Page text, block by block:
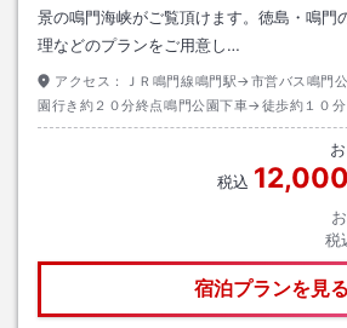
景の鳴門海峡がご覧頂けます。徳島・鳴門
理などのプランをご用意し…
アクセス：
ＪＲ鳴門線鳴門駅→市営バス鳴門
園行き約２０分終点鳴門公園下車→徒歩約１０分
税込 12,000
税
宿泊プランを見る